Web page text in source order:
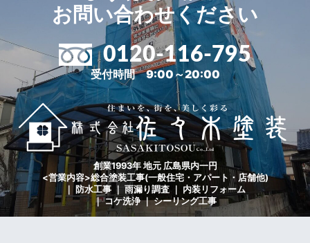
お問い合わせください
0120-116-795
受付時間 9:00～20:00
創業1993年 地元 広島県内一円
<営業内容>総合塗装工事(一般住宅・アパート・店舗他)
｜ 防水工事 ｜ 雨漏り調査 ｜ 内装リフォーム
｜ コケ洗浄 ｜ シーリング工事